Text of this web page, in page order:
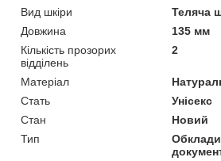
Вид шкіри
Теляча
Довжина
135 мм
Кількість прозорих
відділень
2
Матеріал
Стать
Унісекс
Стан
Новий
Тип